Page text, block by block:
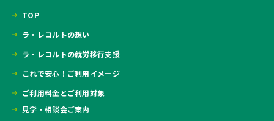
TOP
ラ・レコルトの想い
ラ・レコルトの就労移行支援
これで安心！ご利用イメージ
ご利用料金とご利用対象
見学・相談会ご案内